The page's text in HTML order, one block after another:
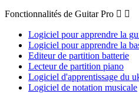
Fonctionnalités de Guitar Pro  
Logiciel pour apprendre la
Logiciel pour apprendre la
Editeur de partition batterie
Lecteur de partition piano
Logiciel d'apprentissage du
Logiciel de notation musicale